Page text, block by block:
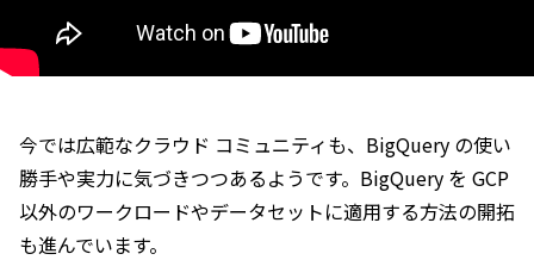
今では広範なクラウド コミュニティも、BigQuery の使い
勝手や実力に気づきつつあるようです。BigQuery を GCP
以外のワークロードやデータセットに適用する方法の開拓
も進んでいます。